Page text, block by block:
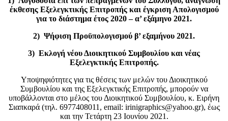
έκθεσης Εξελεγκτικής Επιτροπής και έγκριση Απολογισμού
για το διάστημα έτος 2020 – α’ εξάμηνο 2021.
2) Ψήφιση Προϋπολογισμού β’ εξαμήνου 2021.
3) Εκλογή νέου Διοικητικού Συμβουλίου και νέας
Εξελεγκτικής Επιτροπής.
Υποψηφιότητες για τις θέσεις των μελών του Διοικητικού
Συμβουλίου και της Εξελεγκτικής Επιτροπής, μπορούν να
υποβάλλονται στο μέλος του Διοικητικού Συμβουλίου, κ. Ειρήνη
Σιαπκαρά (τηλ. 6977408011, email: irinigraphics@yahoo.gr), έως
και την Τετάρτη 23 Ιουνίου 2021.